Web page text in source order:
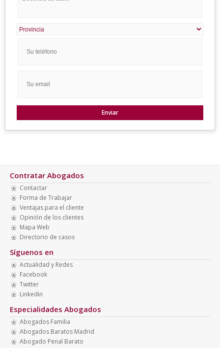
Contratar Abogados
Contactar
Forma de Trabajar
Ventajas para el cliente
Opinión de los clientes
Mapa Web
Directorio de casos
Síguenos en
Actualidad y Redes
Facebook
Twitter
Linkedin
Especialidades Abogados
Abogados Familia
Abogados Baratos Madrid
Abogado Penal Barato